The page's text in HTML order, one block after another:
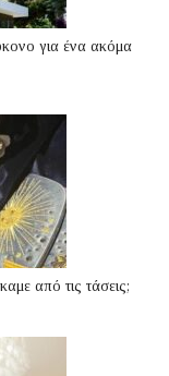
για ένα ακόμα
από τις τάσεις;